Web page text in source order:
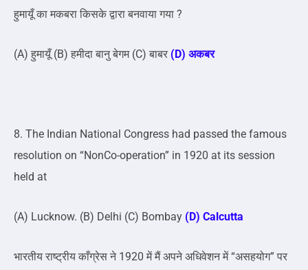
हुमायूँ का मकबरा किसके द्वारा बनवाया गया ?
(A) हुमायूँ (B) हमीदा बानु बेगम (C) बाबर (D) अकबर
8. The Indian National Congress had passed the famous
resolution on “NonCo-operation” in 1920 at its session
held at
(A) Lucknow. (B) Delhi (C) Bombay (D) Calcutta
भारतीय राष्ट्रीय काँग्रेस ने 1920 में मैं अपने अधिवेशन में “असहयोग” पर